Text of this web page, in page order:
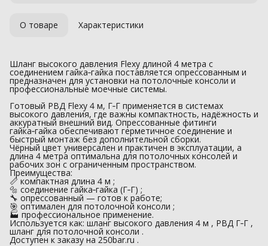
О товаре Характеристики
Шланг высокого давления Flexy длиной 4 метра с
соединением гайка‑гайка поставляется опрессованным и
предназначен для установки на потолочные консоли и
профессиональные моечные системы.
Готовый РВД Flexy 4 м, Г‑Г применяется в системах
высокого давления, где важны компактность, надёжность и
аккуратный внешний вид. Опрессованные фитинги
гайка‑гайка обеспечивают герметичное соединение и
быстрый монтаж без дополнительной сборки.
Чёрный цвет универсален и практичен в эксплуатации, а
длина 4 метра оптимальна для потолочных консолей и
рабочих зон с ограниченным пространством.
Преимущества:
📏 компактная длина 4 м ;
🔩 соединение гайка‑гайка (Г‑Г) ;
🔧 опрессованный — готов к работе;
🎯 оптимален для потолочной консоли ;
🏭 профессиональное применение.
Используется как: шланг высокого давления 4 м , РВД Г‑Г ,
шланг для потолочной консоли .
Доступен к заказу на 250bar.ru .